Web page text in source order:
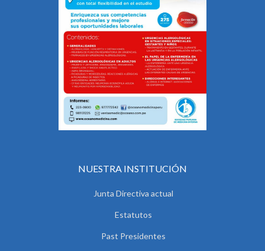
NUESTRA INSTITUCIÓN
Junta Directiva actual
Estatutos
Past Presidentes